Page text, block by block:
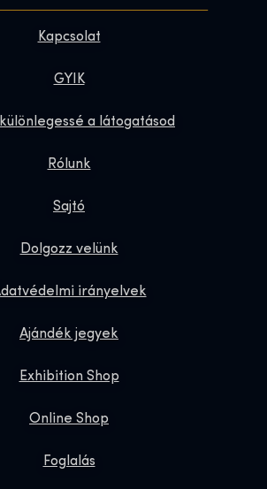
Kapcsolat
GYIK
a látogatásod
Rólunk
Sajtó
Dolgozz velünk
irányelvek
Ajándék jegyek
Exhibition Shop
Online Shop
Foglalás